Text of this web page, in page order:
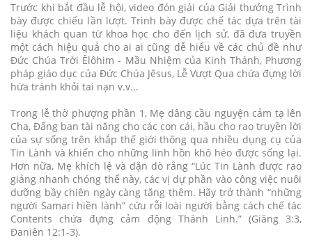
Trước khi bắt đầu lễ hội, video đón giải của Giải thưởng Trình
bày được chiếu lần lượt. Trình bày được chế tác dựa trên tài
liệu khách quan từ khoa học cho đến lịch sử, đã đưa truyền
một cách hiệu quả cho ai ai cũng dễ hiểu về các chủ đề như
Đức Chúa Trời Êlôhim - Mầu Nhiệm của Kinh Thánh, Phương
pháp giáo dục của Đức Chúa Jêsus, Lễ Vượt Qua chứa đựng lời
hứa tránh khỏi tai nạn v.v...
Trong lễ thờ phượng phần 1, Mẹ dâng cầu nguyện cảm tạ lên
Cha, Đấng ban tài năng cho các con cái, hầu cho rao truyền lời
của sự sống trên khắp thế giới thông qua nhiều dụng cụ của
Tin Lành và khiến cho những linh hồn khô héo được sống lại.
Hơn nữa, Mẹ khích lệ và dặn dò rằng “Lúc Tin Lành được rao
giảng nhanh chóng thể này, các vị dự phần vào công việc nuôi
dưỡng bầy chiên ngày càng tăng thêm. Hãy trở thành “những
người Samari hiền lành” cứu rỗi loài người bằng cách chế tác
Contents chứa đựng cảm động Thánh Linh.” (Giăng 3:3,
Đaniên 12:1-3).